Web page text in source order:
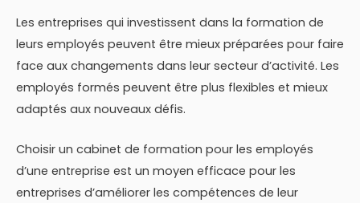
Les entreprises qui investissent dans la formation de
leurs employés peuvent être mieux préparées pour faire
face aux changements dans leur secteur d’activité. Les
employés formés peuvent être plus flexibles et mieux
adaptés aux nouveaux défis.
Choisir un cabinet de formation pour les employés
d’une entreprise est un moyen efficace pour les
entreprises d’améliorer les compétences de leur